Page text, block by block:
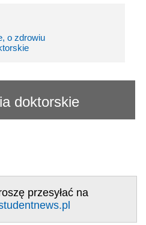
o zdrowiu
doktorskie
przesyłać na